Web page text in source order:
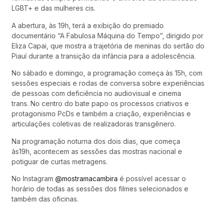
LGBT+ e das mulheres cis.
A abertura, às 19h, terá a exibição do premiado
documentário “A Fabulosa Máquina do Tempo”, dirigido por
Eliza Capai, que mostra a trajetória de meninas do sertão do
Piauí durante a transição da infância para a adolescência.
No sábado e domingo, a programação começa às 15h, com
sessões especiais e rodas de conversa sobre experiências
de pessoas com deficiência no audiovisual e cinema
trans. No centro do bate papo os processos criativos e
protagonismo PcDs e também a criação, experiências e
articulações coletivas de realizadoras transgênero.
Na programação noturna dos dois dias, que começa
às19h, acontecem as sessões das mostras nacional e
potiguar de curtas metragens.
No Instagram @mostramacambira é possível acessar o
horário de todas as sessões dos filmes selecionados e
também das oficinas.